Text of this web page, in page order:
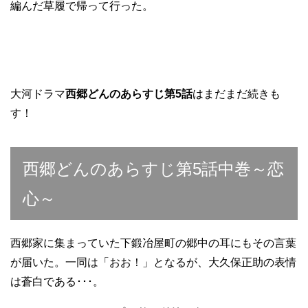
編んだ草履で帰って行った。
大河ドラマ西郷どんのあらすじ第5話はまだまだ続きも
す！
西郷どんのあらすじ第5話中巻～恋
心～
西郷家に集まっていた下鍛冶屋町の郷中の耳にもその言葉
が届いた。一同は「おお！」となるが、大久保正助の表情
は蒼白である･･･。